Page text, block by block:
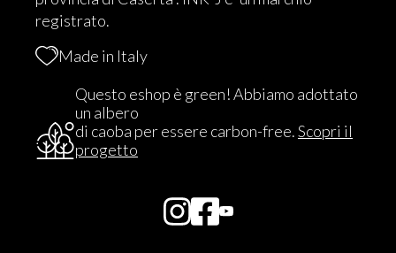
registrato.
Made in Italy
Questo eshop è green! Abbiamo adottato
un albero
di caoba per essere carbon-free.Scopri il
progetto